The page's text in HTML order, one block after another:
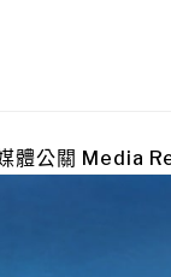
體公關 Media